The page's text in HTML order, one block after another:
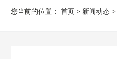
您当前的位置： 首页 > 新闻动态 >